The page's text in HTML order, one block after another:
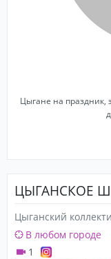
Цыгане на праздник,
ЦЫГАНСКОЕ
Цыганский
В любом городе
1